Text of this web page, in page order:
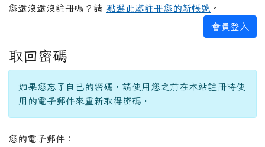
您還沒還沒註冊嗎？請 點選此處註冊您的新帳號 。
會員登入
取回密碼
如果您忘了自己的密碼，請使用您之前在本站註冊時使
用的電子郵件來重新取得密碼。
您的電子郵件：